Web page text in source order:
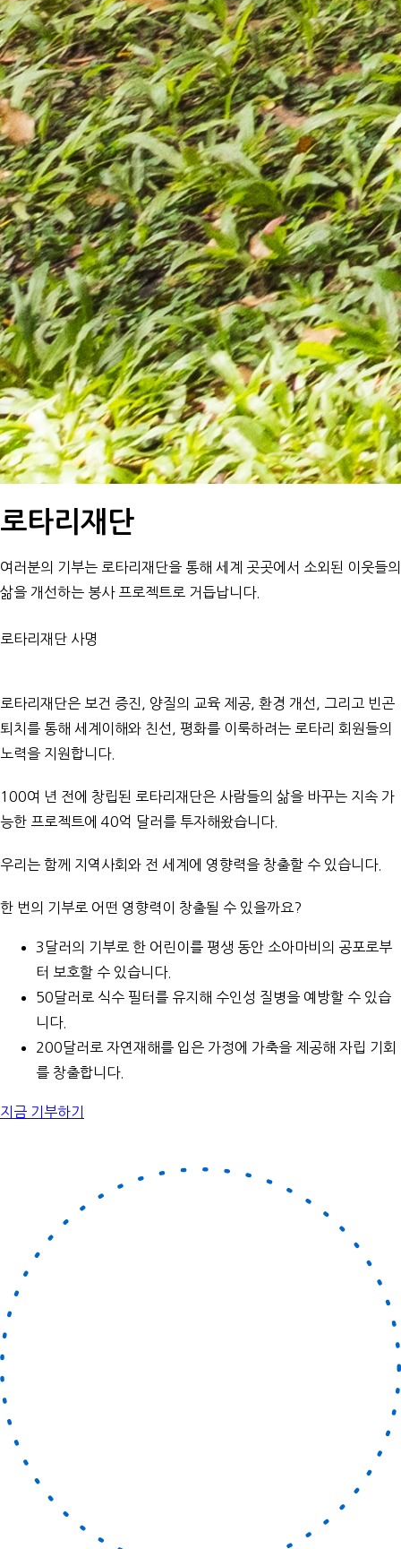
로타리재단
여러분의 기부는 로타리재단을 통해 세계 곳곳에서 소외된 이웃들의
삶을 개선하는 봉사 프로젝트로 거듭납니다.
로타리재단 사명
로타리재단은 보건 증진, 양질의 교육 제공, 환경 개선, 그리고 빈곤
퇴치를 통해 세계이해와 친선, 평화를 이룩하려는 로타리 회원들의
노력을 지원합니다.
100여 년 전에 창립된 로타리재단은 사람들의 삶을 바꾸는 지속 가
능한 프로젝트에 40억 달러를 투자해왔습니다.
우리는 함께 지역사회와 전 세계에 영향력을 창출할 수 있습니다.
한 번의 기부로 어떤 영향력이 창출될 수 있을까요?
3달러의 기부로 한 어린이를 평생 동안 소아마비의 공포로부
터 보호할 수 있습니다.
50달러로 식수 필터를 유지해 수인성 질병을 예방할 수 있습
니다.
200달러로 자연재해를 입은 가정에 가축을 제공해 자립 기회
를 창출합니다.
지금 기부하기